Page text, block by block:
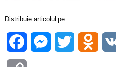
Distribuie articolul pe:
FacebookMessenger
Twitter